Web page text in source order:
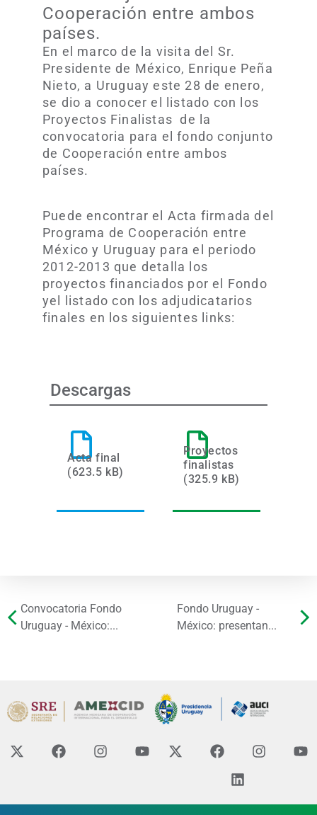
Cooperación entre ambos
países.
En el marco de la visita del Sr.
Presidente de México, Enrique Peña
Nieto, a Uruguay este 28 de enero,
se dio a conocer el listado con los
Proyectos Finalistas de la
convocatoria para el fondo conjunto
de Cooperación entre ambos
países.
Puede encontrar el Acta firmada del
Programa de Cooperación entre
México y Uruguay para el periodo
2012-2013 que detalla los
proyectos financiados por el Fondo
yel listado con los adjudicatarios
finales en los siguientes links:
Descargas
Acta final
(623.5 kB)
Proyectos
finalistas
(325.9 kB)
Convocatoria Fondo
Uruguay - México:...
Fondo Uruguay -
México: presentan...